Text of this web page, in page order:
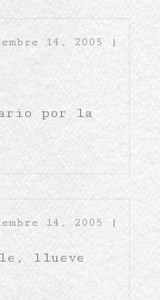
14, 2005 |
por la
14, 2005 |
llueve